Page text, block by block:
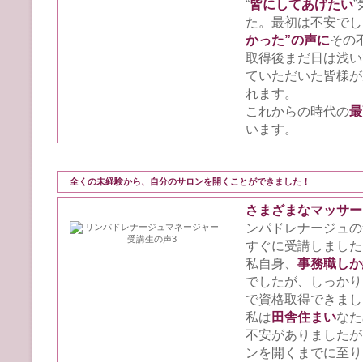
“皆にしてあげたい”
た。最初は不安で
かった”の声にその
取得後まだ日は浅
ていただいた皆様
れます。
これからの時代の
います。
全くの未経験から、自分のサロンを開くことができました！
さまざまなマッサ
ンパドレナージュ
すぐに受講しまし
私自身、 事務職し
でしたが、しっか
で資格取得できま
私は 田舎住まいな
不安がありました
ンを開くまでに至